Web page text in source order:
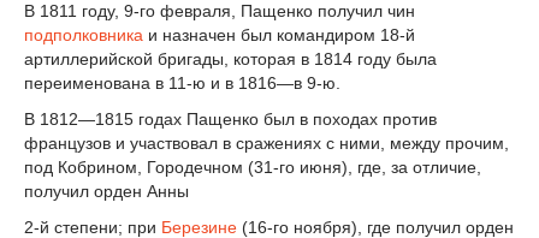
В 1811 году, 9-го февраля, Пащенко получил чин
подполковника и назначен был командиром 18-й
артиллерийской бригады, которая в 1814 году была
переименована в 11-ю и в 1816—в 9-ю.
В 1812—1815 годах Пащенко был в походах против
французов и участвовал в сражениях с ними, между прочим,
под Кобрином, Городечном (31-го июня), где, за отличие,
получил орден Анны
2-й степени; при Березине (16-го ноября), где получил орден